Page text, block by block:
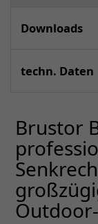
Downloads
techn. Daten
Brustor